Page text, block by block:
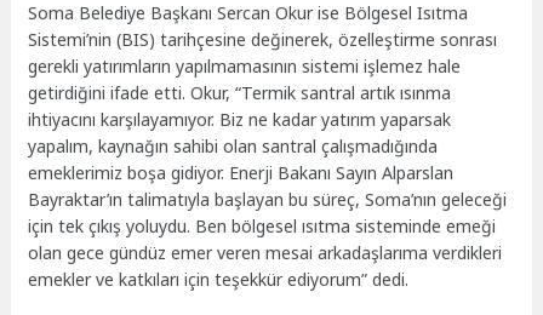
Soma Belediye Başkanı Sercan Okur ise Bölgesel Isıtma
Sistemi’nin (BIS) tarihçesine değinerek, özelleştirme sonrası
gerekli yatırımların yapılmamasının sistemi işlemez hale
getirdiğini ifade etti. Okur, “Termik santral artık ısınma
ihtiyacını karşılayamıyor. Biz ne kadar yatırım yaparsak
yapalım, kaynağın sahibi olan santral çalışmadığında
emeklerimiz boşa gidiyor. Enerji Bakanı Sayın Alparslan
Bayraktar’ın talimatıyla başlayan bu süreç, Soma’nın geleceği
için tek çıkış yoluydu. Ben bölgesel ısıtma sisteminde emeği
olan gece gündüz emer veren mesai arkadaşlarıma verdikleri
emekler ve katkıları için teşekkür ediyorum” dedi.